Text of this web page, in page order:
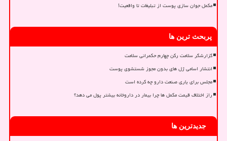
مکمل جوان سازی پوست از تبلیغات تا واقعیت!
پربحث ترین ها
گزارشگر سلامت رکن چهارم حکمرانی سلامت
انتشار اسامی ژل های بدون مجوز شستشوی پوست
مجلس برای یاری صنعت دارو چه کرده است
راز اختلاف قیمت مکمل ها چرا بیمار در داروخانه بیشتر پول می دهد؟
جدیدترین ها